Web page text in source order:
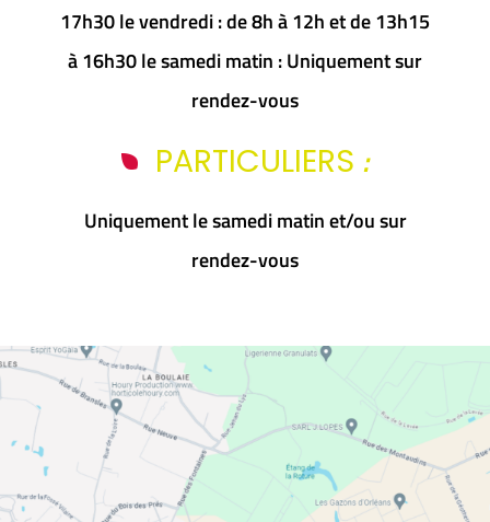
17h30 le vendredi : de 8h à 12h et de 13h15
à 16h30 le samedi matin : Uniquement sur
rendez-vous
PARTICULIERS :
Uniquement le samedi matin et/ou sur
rendez-vous